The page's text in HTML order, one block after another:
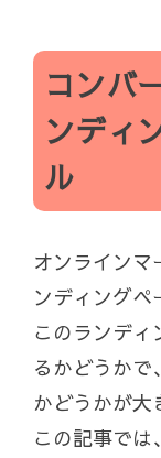
コンバ
ンディ
ル
オンラインマ
ンディングペ
このランディ
るかどうかで
かどうかが大
この記事では